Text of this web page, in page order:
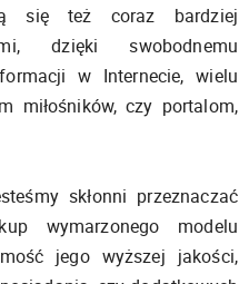
się też coraz bardziej
dzięki swobodnemu
w Internecie, wielu
miłośników, czy portalom,
skłonni przeznaczać
wymarzonego modelu
jego wyższej jakości,